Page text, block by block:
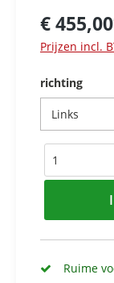
€
Prijzen incl.
richting
Ruime